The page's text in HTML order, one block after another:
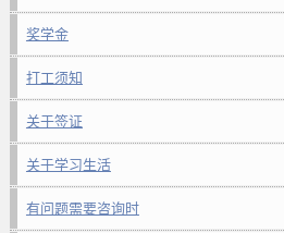
奖学金
打工须知
关于签证
关于学习生活
有问题需要咨询时